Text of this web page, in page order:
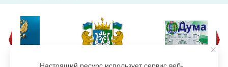
Настоящий ресурс использует сервис веб-